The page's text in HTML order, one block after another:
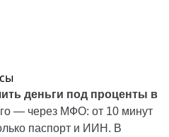
деньги под проценты в
— через МФО: от 10 минут
паспорт и ИИН. В